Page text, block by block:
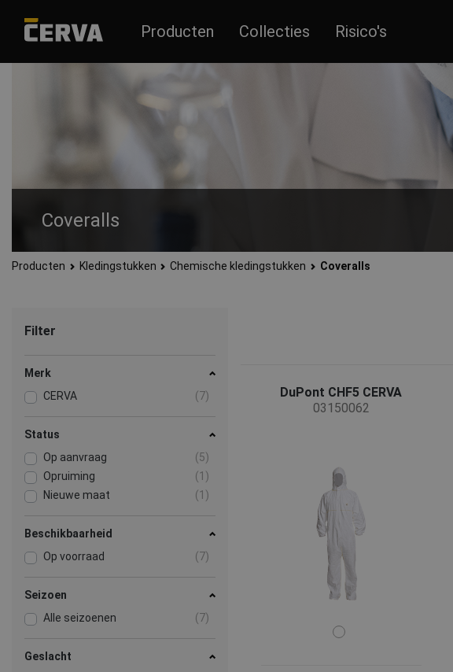
Producten Collecties Risico's
Coveralls
Werkoveralls die voldoen aan de vereisten van de EN ISO 13982-1-norm die de
Producten Kledingstukken Chemische kledingstukken Coveralls
Filter
Merk
CERVA
(7)
Status
Op aanvraag
(5)
Opruiming
(1)
Nieuwe maat
(1)
Beschikbaarheid
Op voorraad
(7)
Seizoen
Alle seizoenen
(7)
Geslacht
DuPont CHF5 CERVA
03150062